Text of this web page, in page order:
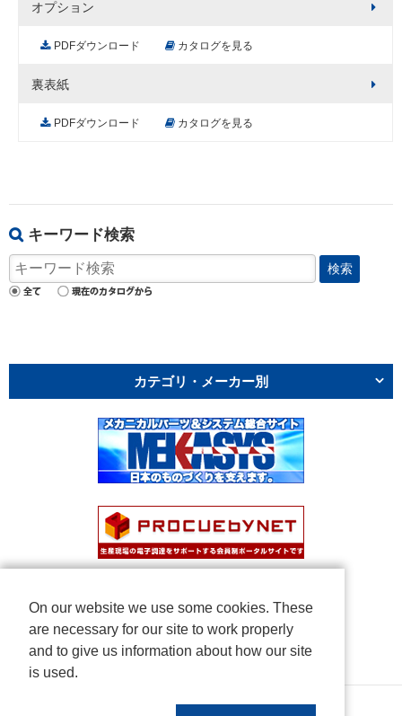
オプション
PDFダウンロード カタログを見る
裏表紙
PDFダウンロード カタログを見る
キーワード検索
検索
カテゴリ・メーカー別
On our website we use some cookies. These
are necessary for our site to work properly
and to give us information about how our site
is used.